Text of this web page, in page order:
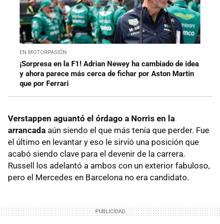
EN MOTORPASIÓN
¡Sorpresa en la F1! Adrian Newey ha cambiado de idea
y ahora parece más cerca de fichar por Aston Martin
que por Ferrari
Verstappen aguantó el órdago a Norris en la
arrancada aún siendo el que más tenía que perder. Fue
el último en levantar y eso le sirvió una posición que
acabó siendo clave para el devenir de la carrera.
Russell los adelantó a ambos con un exterior fabuloso,
pero el Mercedes en Barcelona no era candidato.